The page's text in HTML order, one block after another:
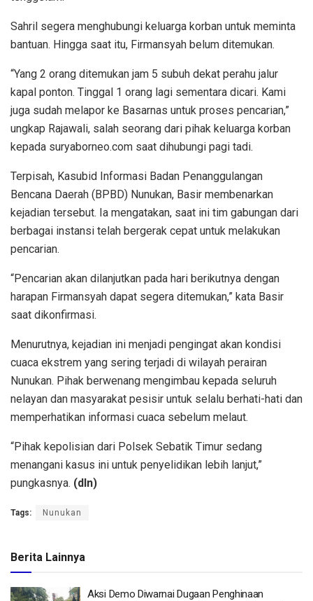
Sahril segera menghubungi keluarga korban untuk meminta
bantuan. Hingga saat itu, Firmansyah belum ditemukan.
“Yang 2 orang ditemukan jam 5 subuh dekat perahu jalur
kapal ponton. Tinggal 1 orang lagi sementara dicari. Kami
juga sudah melapor ke Basarnas untuk proses pencarian,”
ungkap Rajawali, salah seorang dari pihak keluarga korban
kepada suryaborneo.com saat dihubungi pagi tadi.
Terpisah, Kasubid Informasi Badan Penanggulangan
Bencana Daerah (BPBD) Nunukan, Basir membenarkan
kejadian tersebut. Ia mengatakan, saat ini tim gabungan dari
berbagai instansi telah bergerak cepat untuk melakukan
pencarian.
“Pencarian akan dilanjutkan pada hari berikutnya dengan
harapan Firmansyah dapat segera ditemukan,” kata Basir
saat dikonfirmasi.
Menurutnya, kejadian ini menjadi pengingat akan kondisi
cuaca ekstrem yang sering terjadi di wilayah perairan
Nunukan. Pihak berwenang mengimbau kepada seluruh
nelayan dan masyarakat pesisir untuk selalu berhati-hati dan
memperhatikan informasi cuaca sebelum melaut.
“Pihak kepolisian dari Polsek Sebatik Timur sedang
menangani kasus ini untuk penyelidikan lebih lanjut,”
pungkasnya. (dln)
Tags: Nunukan
Berita Lainnya
Aksi Demo Diwarnai Dugaan Penghinaan